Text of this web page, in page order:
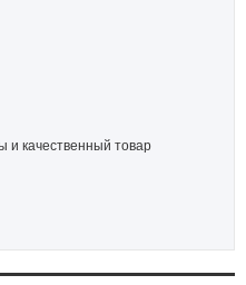
и качественный товар